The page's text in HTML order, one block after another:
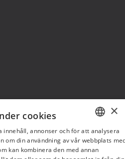
SWEDISH
FI
×
cookies
innehåll, annonser och för att analysera
om din användning av vår webbplats
kan kombinera den med annan